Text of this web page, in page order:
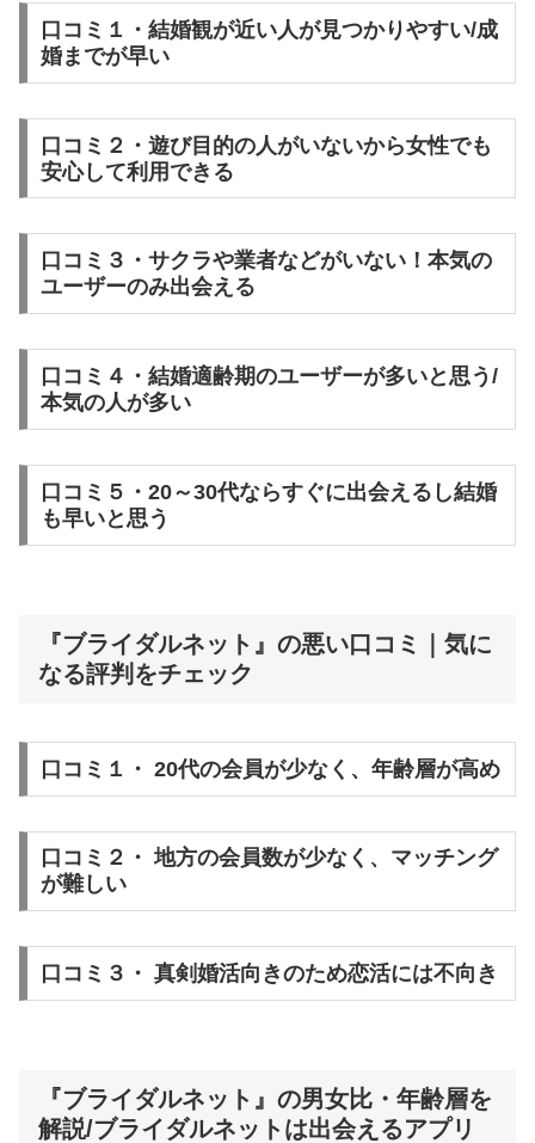
口コミ１・結婚観が近い人が見つかりやすい/成
婚までが早い
口コミ２・遊び目的の人がいないから女性でも
安心して利用できる
口コミ３・サクラや業者などがいない！本気の
ユーザーのみ出会える
口コミ４・結婚適齢期のユーザーが多いと思う/
本気の人が多い
口コミ５・20～30代ならすぐに出会えるし結婚
も早いと思う
『ブライダルネット』の悪い口コミ｜気に
なる評判をチェック
口コミ１・ 20代の会員が少なく、年齢層が高め
口コミ２・ 地方の会員数が少なく、マッチング
が難しい
口コミ３・ 真剣婚活向きのため恋活には不向き
『ブライダルネット』の男女比・年齢層を
解説/ブライダルネットは出会えるアプリ